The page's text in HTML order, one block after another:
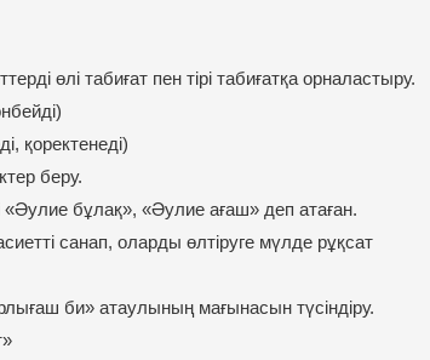
өлі табиғат пен тірі табиғатқа орналастыру.
қоректенеді)
беру.
«Әулие бұлақ», «Әулие ағаш» деп атаған.
санап, оларды өлтіруге мүлде рұқсат
би» атаулының мағынасын түсіндіру.